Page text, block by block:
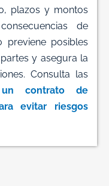
plazos y montos
de
previene posibles
y asegura la
Consulta las
un contrato de
evitar riesgos